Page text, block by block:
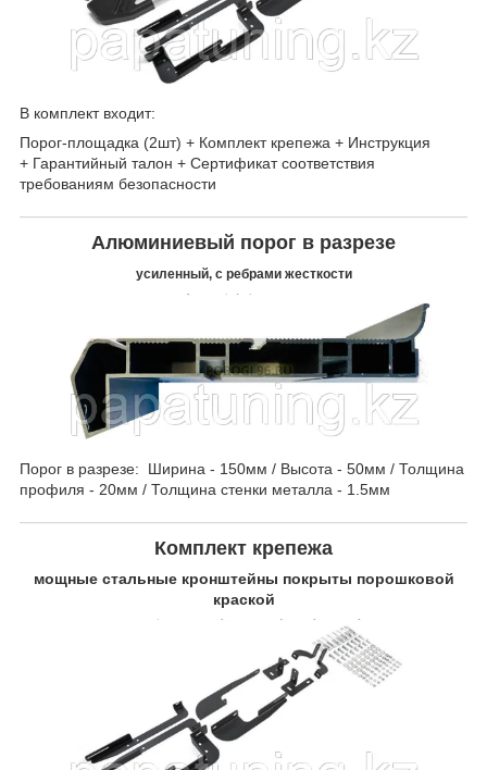
В комплект входит:
Порог-площадка (2шт) + Комплект крепежа + Инструкция
+ Гарантийный талон + Сертификат соответствия
требованиям безопасности
Алюминиевый порог в разрезе
усиленный, с ребрами жесткости
Порог в разрезе: Ширина - 150мм / Высота - 50мм / Толщина
профиля - 20мм / Толщина стенки металла - 1.5мм
Комплект крепежа
мощные стальные кронштейны покрыты порошковой
краской